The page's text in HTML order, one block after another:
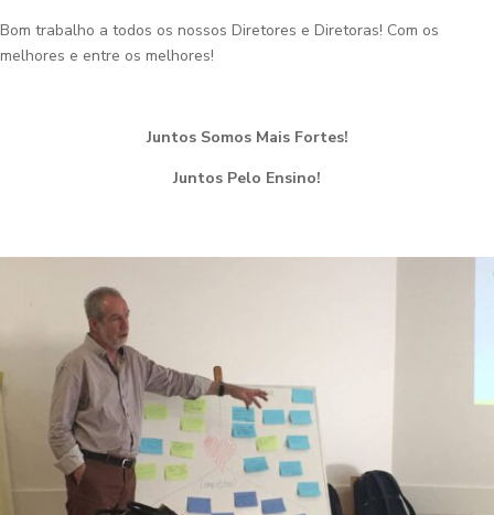
Bom trabalho a todos os nossos Diretores e Diretoras! Com os
melhores e entre os melhores!
Juntos Somos Mais Fortes!
Juntos Pelo Ensino!